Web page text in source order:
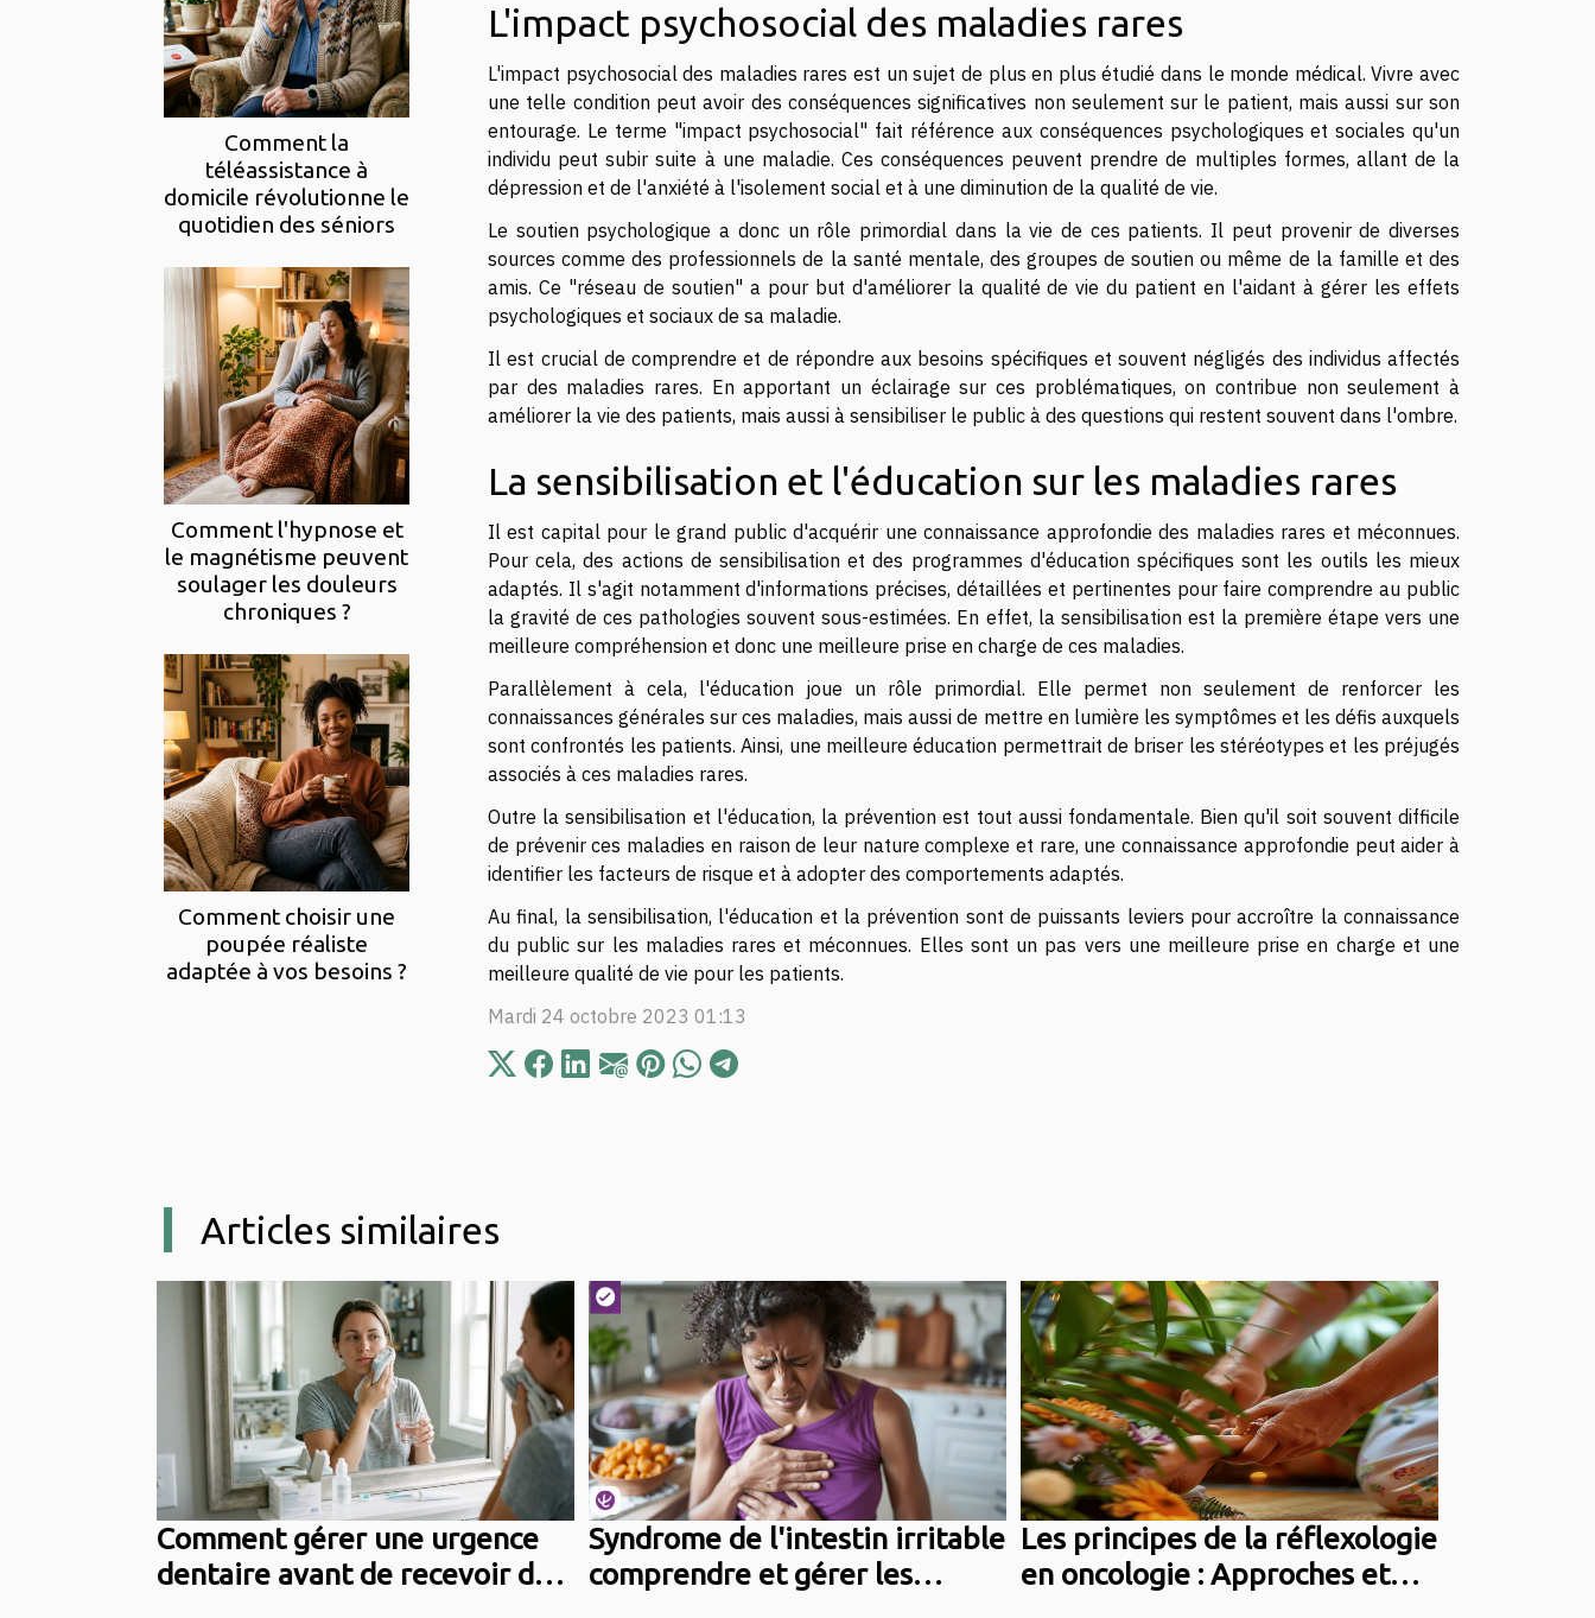
Comment la
téléassistance à
domicile révolutionne le
quotidien des séniors
Comment l'hypnose et
le magnétisme peuvent
soulager les douleurs
chroniques ?
Comment choisir une
poupée réaliste
adaptée à vos besoins ?
L'impact psychosocial des maladies rares
L'impact psychosocial des maladies rares est un sujet de plus en plus étudié dans le monde médical. Vivre avec
une telle condition peut avoir des conséquences significatives non seulement sur le patient, mais aussi sur son
entourage. Le terme "impact psychosocial" fait référence aux conséquences psychologiques et sociales qu'un
individu peut subir suite à une maladie. Ces conséquences peuvent prendre de multiples formes, allant de la
dépression et de l'anxiété à l'isolement social et à une diminution de la qualité de vie.
Le soutien psychologique a donc un rôle primordial dans la vie de ces patients. Il peut provenir de diverses
sources comme des professionnels de la santé mentale, des groupes de soutien ou même de la famille et des
amis. Ce "réseau de soutien" a pour but d'améliorer la qualité de vie du patient en l'aidant à gérer les effets
psychologiques et sociaux de sa maladie.
Il est crucial de comprendre et de répondre aux besoins spécifiques et souvent négligés des individus affectés
par des maladies rares. En apportant un éclairage sur ces problématiques, on contribue non seulement à
améliorer la vie des patients, mais aussi à sensibiliser le public à des questions qui restent souvent dans l'ombre.
La sensibilisation et l'éducation sur les maladies rares
Il est capital pour le grand public d'acquérir une connaissance approfondie des maladies rares et méconnues.
Pour cela, des actions de sensibilisation et des programmes d'éducation spécifiques sont les outils les mieux
adaptés. Il s'agit notamment d'informations précises, détaillées et pertinentes pour faire comprendre au public
la gravité de ces pathologies souvent sous-estimées. En effet, la sensibilisation est la première étape vers une
meilleure compréhension et donc une meilleure prise en charge de ces maladies.
Parallèlement à cela, l'éducation joue un rôle primordial. Elle permet non seulement de renforcer les
connaissances générales sur ces maladies, mais aussi de mettre en lumière les symptômes et les défis auxquels
sont confrontés les patients. Ainsi, une meilleure éducation permettrait de briser les stéréotypes et les préjugés
associés à ces maladies rares.
Outre la sensibilisation et l'éducation, la prévention est tout aussi fondamentale. Bien qu'il soit souvent difficile
de prévenir ces maladies en raison de leur nature complexe et rare, une connaissance approfondie peut aider à
identifier les facteurs de risque et à adopter des comportements adaptés.
Au final, la sensibilisation, l'éducation et la prévention sont de puissants leviers pour accroître la connaissance
du public sur les maladies rares et méconnues. Elles sont un pas vers une meilleure prise en charge et une
meilleure qualité de vie pour les patients.
Mardi 24 octobre 2023 01:13
Articles similaires
Comment gérer une urgence
dentaire avant de recevoir des
Syndrome de l'intestin irritable
comprendre et gérer les
Les principes de la réflexologie
en oncologie : Approches et